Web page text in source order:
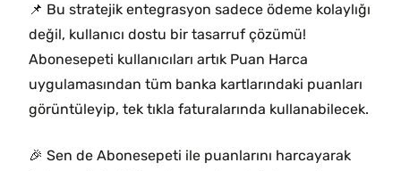
📌 Bu stratejik entegrasyon sadece ödeme kolaylığı
değil, kullanıcı dostu bir tasarruf çözümü!
Abonesepeti kullanıcıları artık Puan Harca
uygulamasından tüm banka kartlarındaki puanları
görüntüleyip, tek tıkla faturalarında kullanabilecek.
🎉 Sen de Abonesepeti ile puanlarını harcayarak